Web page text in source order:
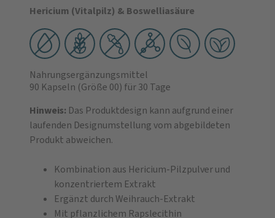
Hericium (Vitalpilz) & Boswelliasäure
Nahrungsergänzungsmittel
90 Kapseln (Größe 00) für 30 Tage
Hinweis: Das Produktdesign kann aufgrund einer
laufenden Designumstellung vom abgebildeten
Produkt abweichen.
Kombination aus Hericium‑Pilzpulver und
konzentriertem Extrakt
Ergänzt durch Weihrauch-Extrakt
Mit pflanzlichem Rapslecithin